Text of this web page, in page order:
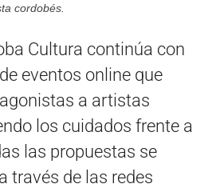
cordobés.
Cultura continúa con
eventos online que
a artistas
los cuidados frente a
las propuestas se
través de las redes